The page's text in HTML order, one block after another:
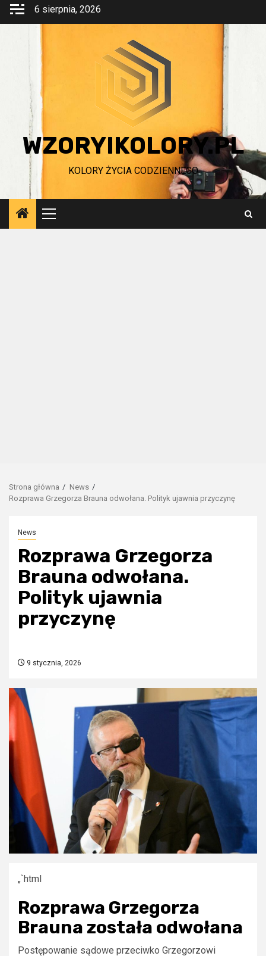
Przejdź
6 sierpnia, 2026
WZORYIKOLORY.PL
KOLORY ŻYCIA CODZIENNEGO
Menu
główne
Strona główna
News
Rozprawa Grzegorza Brauna odwołana. Polityk ujawnia przyczynę
News
Rozprawa Grzegorza
Brauna odwołana.
Polityk ujawnia
przyczynę
9 stycznia, 2026
„`html
Rozprawa Grzegorza
Brauna została odwołana
Postępowanie sądowe przeciwko Grzegorzowi